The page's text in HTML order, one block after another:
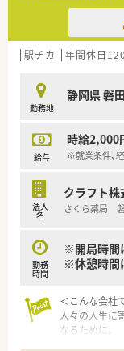
駅チカ 年間休日
勤務地
静岡県 磐
給与
時給2,000
※就業条件、
法人
名
クラフト株
さくら薬局
勤務
時間
※開局時間
※休憩時間
＜こんな会社
人々の人生に
なるために。